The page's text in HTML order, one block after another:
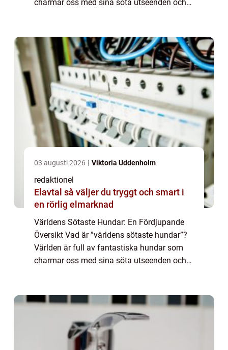
charmar oss med sina söta utseenden och
03 augusti 2026 Viktoria Uddenholm
redaktionel
Elavtal så väljer du tryggt och smart i
en rörlig elmarknad
Världens Sötaste Hundar: En Fördjupande
Översikt Vad är ”världens sötaste hundar”?
Världen är full av fantastiska hundar som
charmar oss med sina söta utseenden och